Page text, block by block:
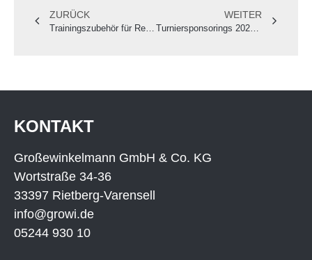
ZURÜCK WEITER
Turniersponsorings 2025 – Ein Rückblick
KONTAKT
Großewinkelmann GmbH & Co. KG
Wortstraße 34-36
33397 Rietberg-Varensell
info@growi.de
05244 930 10